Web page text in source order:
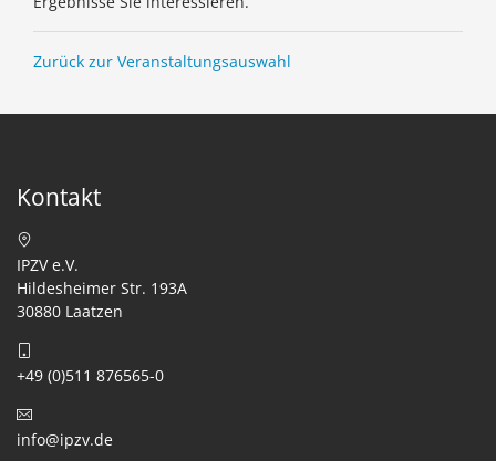
Zurück zur Veranstaltungsauswahl
Kontakt
IPZV e.V.
Hildesheimer Str. 193A
30880 Laatzen
+49 (0)511 876565-0
info@ipzv.de